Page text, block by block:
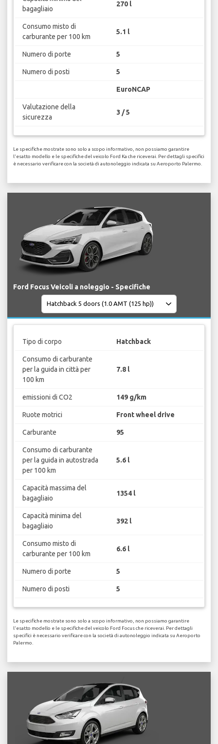
bagagliaio
270 l
Consumo misto di
carburante per 100 km
5.1 l
Numero di porte 5
Numero di posti 5
EuroNCAP
Valutazione della
sicurezza
3 / 5
Le specifiche mostrate sono solo a scopo informativo, non possiamo garantire
l'esatto modello e le specifiche del veicolo Ford Ka che riceverai. Per dettagli specifici
è necessario verificare con la società di autonoleggio indicata su Aeroporto Palermo.
Ford Focus Veicoli a noleggio - Specifiche
Tipo di corpo Hatchback
Consumo di carburante
per la guida in città per
100 km
7.8 l
emissioni di CO2 149 g/km
Ruote motrici Front wheel drive
Carburante 95
Consumo di carburante
per la guida in autostrada
per 100 km
5.6 l
Capacità massima del
bagagliaio
1354 l
Capacità minima del
bagagliaio
392 l
Consumo misto di
carburante per 100 km
6.6 l
Numero di porte 5
Numero di posti 5
Le specifiche mostrate sono solo a scopo informativo, non possiamo garantire
l'esatto modello e le specifiche del veicolo Ford Focus che riceverai. Per dettagli
specifici è necessario verificare con la società di autonoleggio indicata su Aeroporto
Palermo.